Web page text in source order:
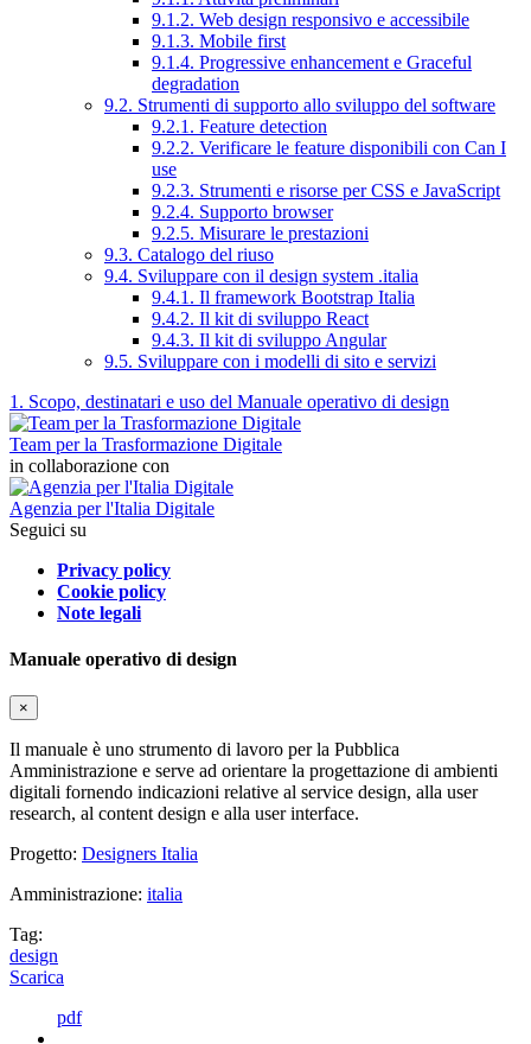
9.1.2. Web design responsivo e accessibile
9.1.3. Mobile first
9.1.4. Progressive enhancement e Graceful
degradation
9.2. Strumenti di supporto allo sviluppo del software
9.2.1. Feature detection
9.2.2. Verificare le feature disponibili con Can I
use
9.2.3. Strumenti e risorse per CSS e JavaScript
9.2.4. Supporto browser
9.2.5. Misurare le prestazioni
9.3. Catalogo del riuso
9.4. Sviluppare con il design system .italia
9.4.1. Il framework Bootstrap Italia
9.4.2. Il kit di sviluppo React
9.4.3. Il kit di sviluppo Angular
9.5. Sviluppare con i modelli di sito e servizi
1. Scopo, destinatari e uso del Manuale operativo di design
Team per la Trasformazione Digitale
in collaborazione con
Agenzia per l'Italia Digitale
Seguici su
Privacy policy
Cookie policy
Note legali
Manuale operativo di design
×
Il manuale è uno strumento di lavoro per la Pubblica
Amministrazione e serve ad orientare la progettazione di ambienti
digitali fornendo indicazioni relative al service design, alla user
research, al content design e alla user interface.
Progetto: Designers Italia
Amministrazione: italia
Tag:
design
Scarica
pdf